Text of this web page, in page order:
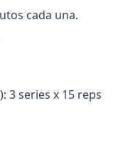
cada una.
3 series x 15 reps